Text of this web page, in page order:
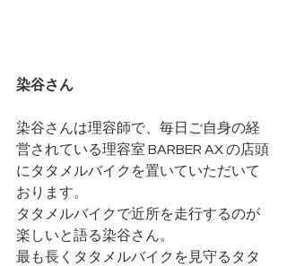
染谷さん
染谷さんは理容師で、毎日ご自身の経
営されている理容室 BARBER AX の店頭
にタタメルバイクを置いていただいて
おります。
タタメルバイクで近所を走行するのが
楽しいと語る染谷さん。
最も長くタタメルバイクを見守るタタ